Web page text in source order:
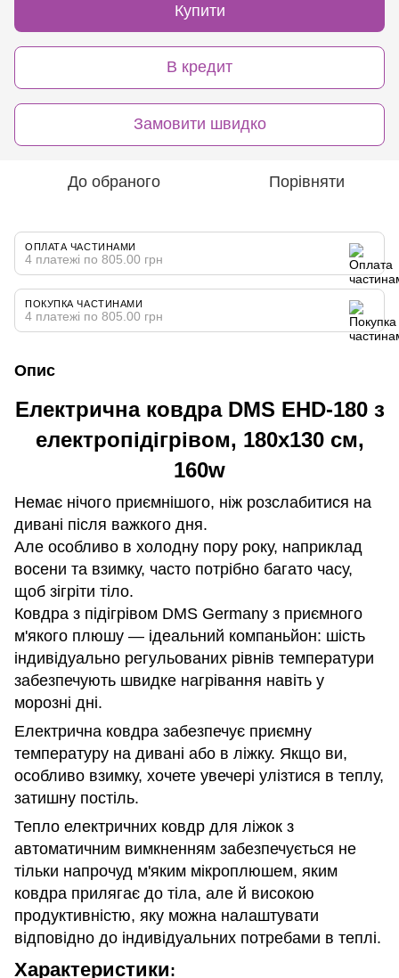
Купити
В кредит
Замовити швидко
До обраного Порівняти
ОПЛАТА ЧАСТИНАМИ
4 платежі по 805.00 грн
ПОКУПКА ЧАСТИНАМИ
4 платежі по 805.00 грн
Опис
Електрична ковдра DMS EHD-180 з
електропідігрівом, 180x130 см,
160w
Немає нічого приємнішого, ніж розслабитися на
дивані після важкого дня.
Але особливо в холодну пору року, наприклад
восени та взимку, часто потрібно багато часу,
щоб зігріти тіло.
Ковдра з підігрівом DMS Germany з приємного
м'якого плюшу — ідеальний компаньйон: шість
індивідуально регульованих рівнів температури
забезпечують швидке нагрівання навіть у
морозні дні.
Електрична ковдра забезпечує приємну
температуру на дивані або в ліжку. Якщо ви,
особливо взимку, хочете увечері улізтися в теплу,
затишну постіль.
Тепло електричних ковдр для ліжок з
автоматичним вимкненням забезпечується не
тільки напрочуд м'яким мікроплюшем, яким
ковдра прилягає до тіла, але й високою
продуктивністю, яку можна налаштувати
відповідно до індивідуальних потребами в теплі.
Характеристики: